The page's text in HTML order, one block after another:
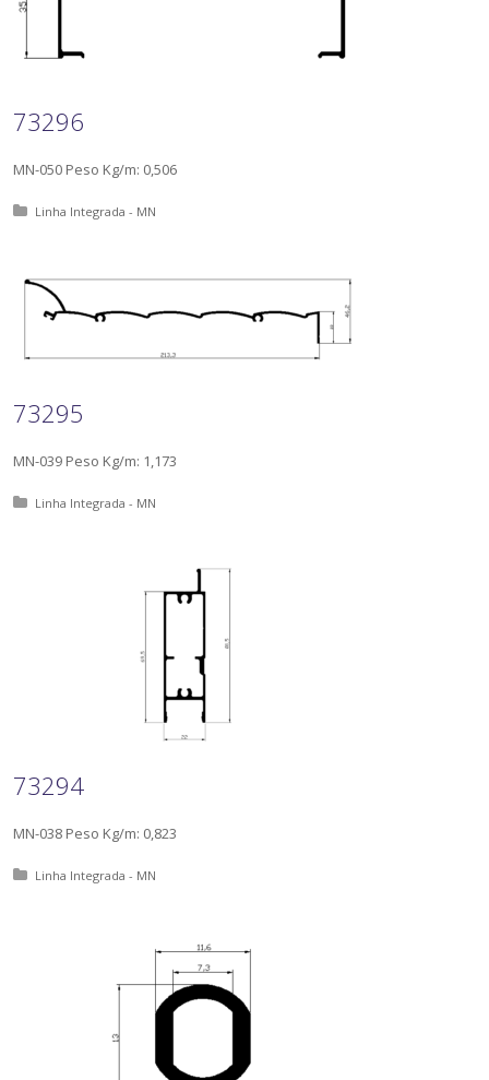
73296
MN-050 Peso Kg/m: 0,506
Posted in:
Linha Integrada - MN
73295
MN-039 Peso Kg/m: 1,173
Posted in:
Linha Integrada - MN
73294
MN-038 Peso Kg/m: 0,823
Posted in:
Linha Integrada - MN